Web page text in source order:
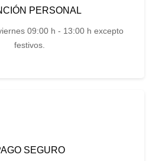
PERSONAL
09:00 h - 13:00 h excepto
festivos.
SEGURO